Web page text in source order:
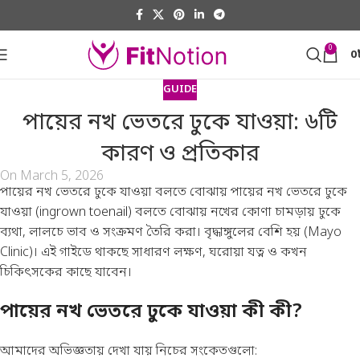
0 0
GUIDE
পায়ের নখ ভেতরে ঢুকে যাওয়া: ৬টি
কারণ ও প্রতিকার
On March 5, 2026
পায়ের নখ ভেতরে ঢুকে যাওয়া বলতে বোঝায় পায়ের নখ ভেতরে ঢুকে
যাওয়া (ingrown toenail) বলতে বোঝায় নখের কোণা চামড়ায় ঢুকে
ব্যথা, লালচে ভাব ও সংক্রমণ তৈরি করা। বৃদ্ধাঙ্গুলের বেশি হয় (Mayo
Clinic)। এই গাইডে থাকছে সাধারণ লক্ষণ, ঘরোয়া যত্ন ও কখন
চিকিৎসকের কাছে যাবেন।
পায়ের নখ ভেতরে ঢুকে যাওয়া কী কী?
আমাদের অভিজ্ঞতায় দেখা যায় নিচের সংকেতগুলো: